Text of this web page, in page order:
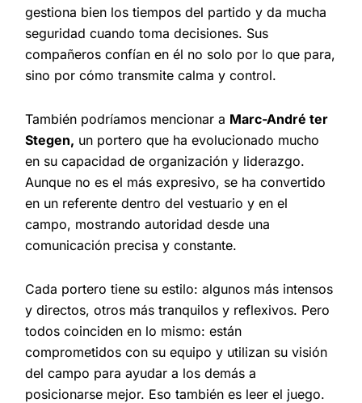
gestiona bien los tiempos del partido y da mucha
seguridad cuando toma decisiones. Sus
compañeros confían en él no solo por lo que para,
sino por cómo transmite calma y control.
También podríamos mencionar a Marc-André ter
Stegen, un portero que ha evolucionado mucho
en su capacidad de organización y liderazgo.
Aunque no es el más expresivo, se ha convertido
en un referente dentro del vestuario y en el
campo, mostrando autoridad desde una
comunicación precisa y constante.
Cada portero tiene su estilo: algunos más intensos
y directos, otros más tranquilos y reflexivos. Pero
todos coinciden en lo mismo: están
comprometidos con su equipo y utilizan su visión
del campo para ayudar a los demás a
posicionarse mejor. Eso también es leer el juego.